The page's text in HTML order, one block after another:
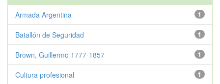
1
Armada Argentina
1
Batallón de Seguridad
1
Brown, Guillermo 1777-1857
1
Cultura profesional